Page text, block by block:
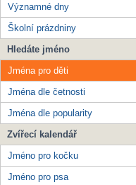
Významné dny
Školní prázdniny
Hledáte jméno
Jména pro děti
Jména dle četnosti
Jména dle popularity
Zvířecí kalendář
Jméno pro kočku
Jméno pro psa